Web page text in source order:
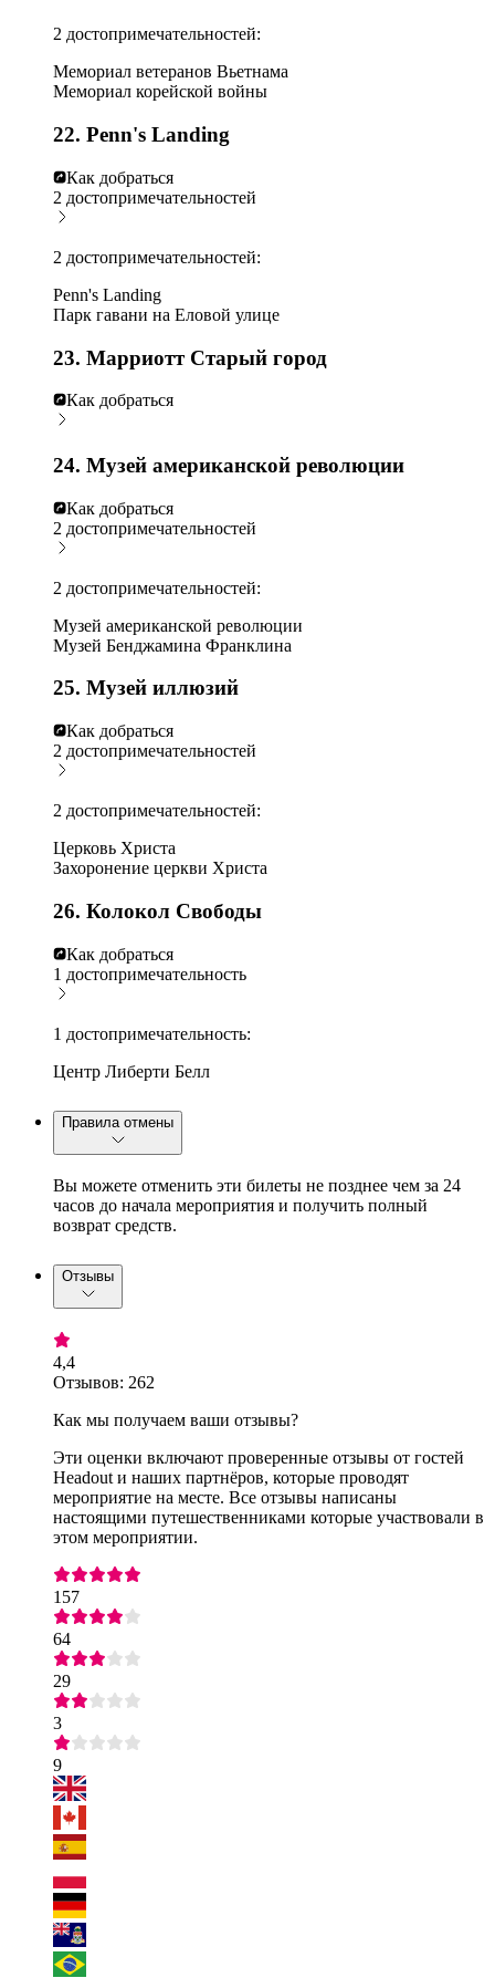
2 достопримечательностей:
Мемориал ветеранов Вьетнама
Мемориал корейской войны
22. Penn's Landing
Как добраться
2 достопримечательностей
2 достопримечательностей:
Penn's Landing
Парк гавани на Еловой улице
23. Марриотт Старый город
Как добраться
24. Музей американской революции
Как добраться
2 достопримечательностей
2 достопримечательностей:
Музей американской революции
Музей Бенджамина Франклина
25. Музей иллюзий
Как добраться
2 достопримечательностей
2 достопримечательностей:
Церковь Христа
Захоронение церкви Христа
26. Колокол Свободы
Как добраться
1 достопримечательность
1 достопримечательность:
Центр Либерти Белл
Правила отмены
Вы можете отменить эти билеты не позднее чем за 24
часов до начала мероприятия и получить полный
возврат средств.
Отзывы
4,4
Отзывов: 262
Как мы получаем ваши отзывы?
Эти оценки включают проверенные отзывы от гостей
Headout и наших партнёров, которые проводят
мероприятие на месте. Все отзывы написаны
настоящими путешественниками которые участвовали в
этом мероприятии.
157
64
29
3
9